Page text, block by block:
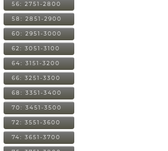
56: 2751-2800
58: 2851-2900
60: 2951-3000
62: 3051-3100
64: 3151-3200
66: 3251-3300
68: 3351-3400
70: 3451-3500
72: 3551-3600
74: 3651-3700